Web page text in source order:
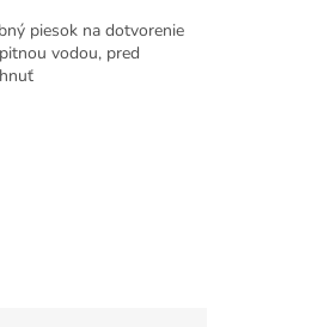
piesok na dotvorenie
pitnou vodou, pred